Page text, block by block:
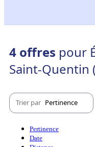
4 offres pour
Saint-Quentin
Trier par Pertinence
Pertinence
Date